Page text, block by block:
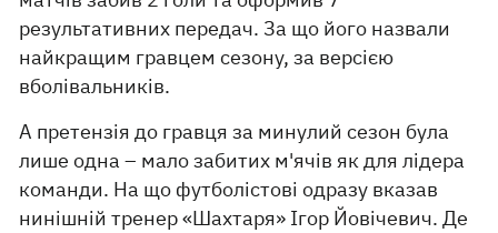
результативних передач. За що його назвали
найкращим гравцем сезону, за версією
вболівальників.
А претензія до гравця за минулий сезон була
лише одна – мало забитих м'ячів як для лідера
команди. На що футболістові одразу вказав
нинішній тренер «Шахтаря» Ігор Йовічевич. Де